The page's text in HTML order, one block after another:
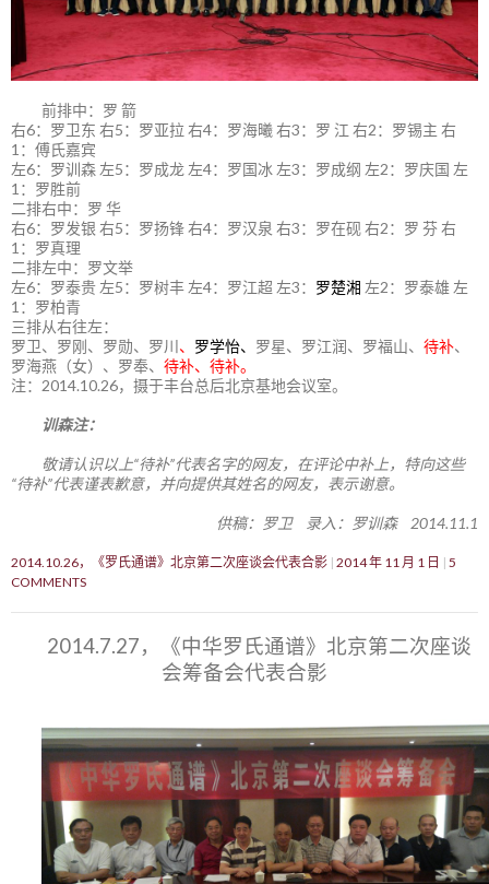
前排中：罗 箭
右6：罗卫东 右5：罗亚拉 右4：罗海曦 右3：罗 江 右2：罗锡主 右
1：傅氏嘉宾
左6：罗训森 左5：罗成龙 左4：罗国冰 左3：罗成纲 左2：罗庆国 左
1：罗胜前
二排右中：罗 华
右6：罗发银 右5：罗扬锋 右4：罗汉泉 右3：罗在砚 右2：罗 芬 右
1：罗真理
二排左中：罗文举
左6：罗泰贵 左5：罗树丰 左4：罗江超 左3： 罗楚湘 左2：罗泰雄 左
1：罗柏青
三排从右往左：
罗卫、罗刚、罗勋、罗川 、 罗学怡、 罗星、罗江润、罗福山、 待补、
罗海燕（女）、罗奉、 待补、待补。
注：2014.10.26，摄于丰台总后北京基地会议室。
训森注：
敬请认识以上“待补”代表名字的网友，在评论中补上，特向这些
“待补”代表谨表歉意，并向提供其姓名的网友，表示谢意。
供稿：罗卫 录入：罗训森 2014.11.1
2014.10.26，《罗氏通谱》北京第二次座谈会代表合影 2014 年 11 月 1 日
5
COMMENTS
2014.7.27，《中华罗氏通谱》北京第二次座谈
会筹备会代表合影